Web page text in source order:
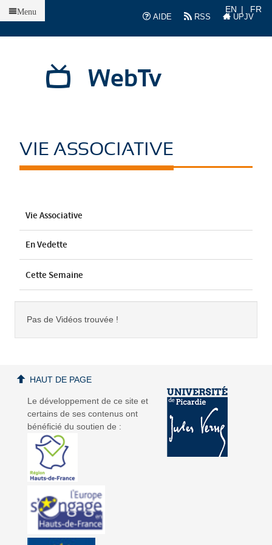
AIDE
RSS UPJV
EN FR
WebTv
Menu
VIE ASSOCIATIVE
Vie Associative
En Vedette
Cette Semaine
Pas de Vidéos trouvée !
Le développement de ce site et
certains de ses contenus ont
bénéficié du soutien de :
HAUT DE PAGE